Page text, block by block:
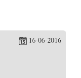
16-06-2016